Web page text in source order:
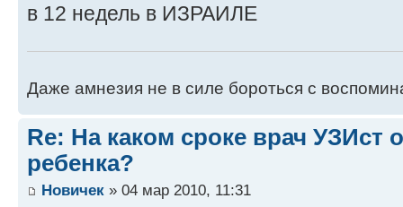
в 12 недель в ИЗРАИЛЕ
Даже амнезия не в силе бороться с
Re: На каком сроке врач УЗИст
ребенка?
Новичек » 04 мар 2010, 11:31